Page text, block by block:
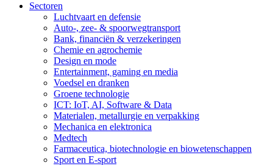
Sectoren
Luchtvaart en defensie
Auto-, zee- & spoorwegtransport
Bank, financiën & verzekeringen
Chemie en agrochemie
Design en mode
Entertainment, gaming en media
Voedsel en dranken
Groene technologie
ICT: IoT, AI, Software & Data
Materialen, metallurgie en verpakking
Mechanica en elektronica
Medtech
Farmaceutica, biotechnologie en biowetenschappen
Sport en E-sport